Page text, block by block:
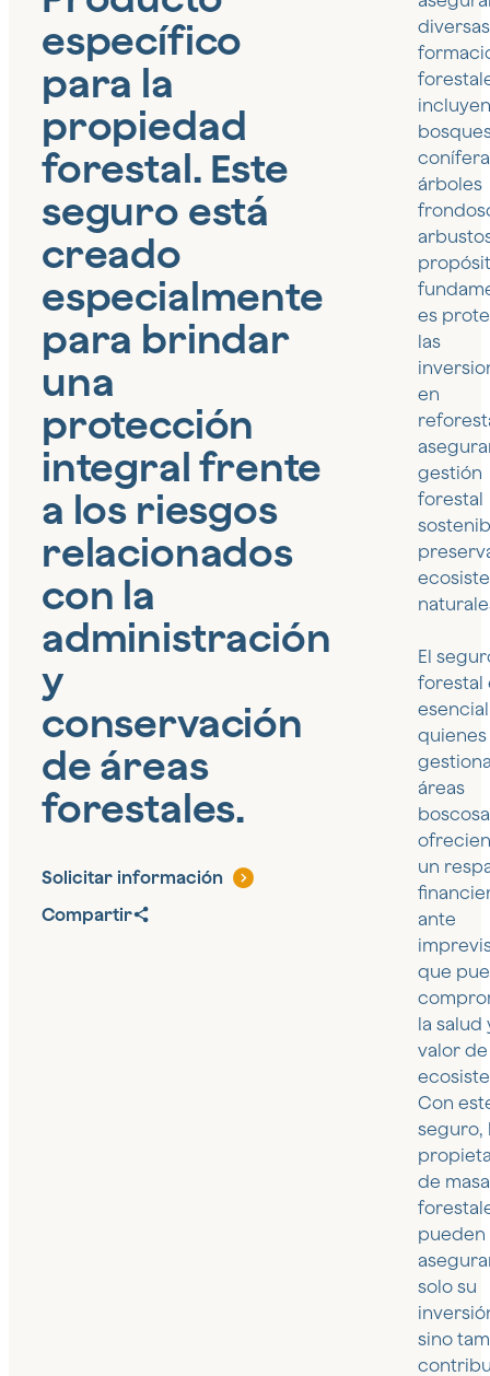
específico
para la
propiedad
forestal. Este
seguro está
creado
especialmente
para brindar
una
protección
integral frente
a los riesgos
relacionados
con la
administración
y
conservación
de áreas
forestales.
Solicitar información
Compartir
diversas
árboles
es
las
en
gestión
forestal
El
forestal
quienes
áreas
un
ante
que
la salud
valor
Con
seguro,
de
pueden
solo su
sino